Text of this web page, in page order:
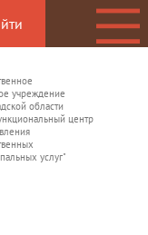
учреждение
области
центр
услуг"